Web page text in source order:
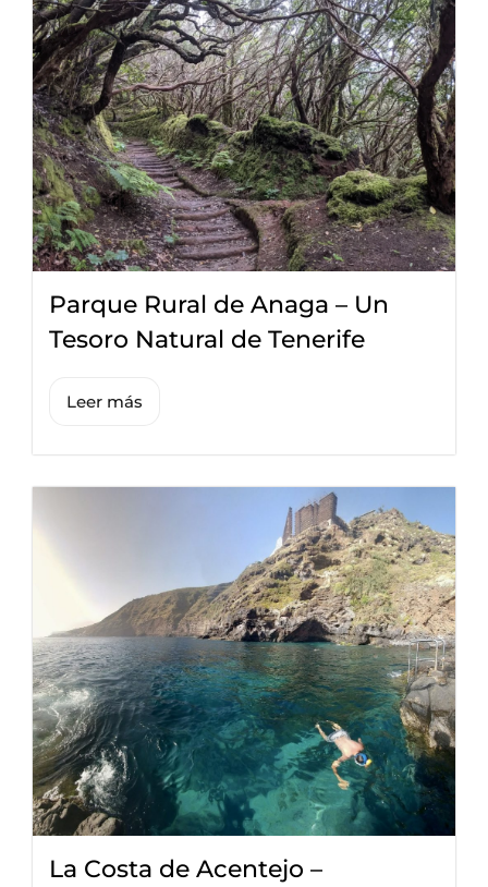
Parque Rural de Anaga – Un
Tesoro Natural de Tenerife
Leer más
La Costa de Acentejo –